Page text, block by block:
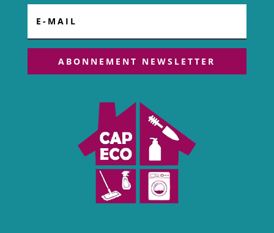
ABONNEMENT NEWSLETTER